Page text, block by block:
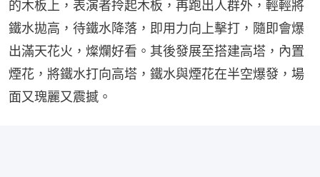
的木板上，表演者拎起木板，再跑出人群外，輕輕將
鐵水拋高，待鐵水降落，即用力向上擊打，隨即會爆
出滿天花火，燦爛好看。其後發展至搭建高塔，內置
煙花，將鐵水打向高塔，鐵水與煙花在半空爆發，場
面又瑰麗又震撼。